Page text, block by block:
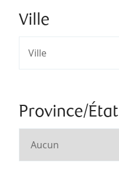
Ville
Province/État